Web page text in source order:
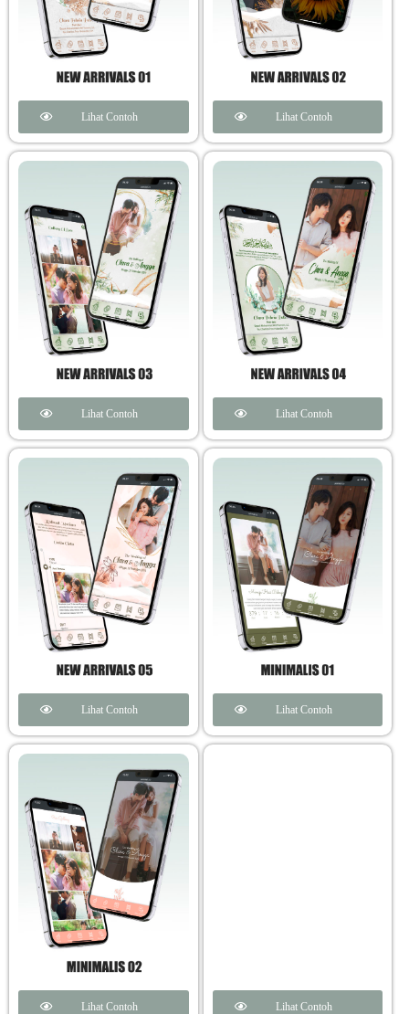
Lihat Contoh Lihat Contoh
Lihat Contoh Lihat Contoh
Lihat Contoh Lihat Contoh
Lihat Contoh Lihat Contoh